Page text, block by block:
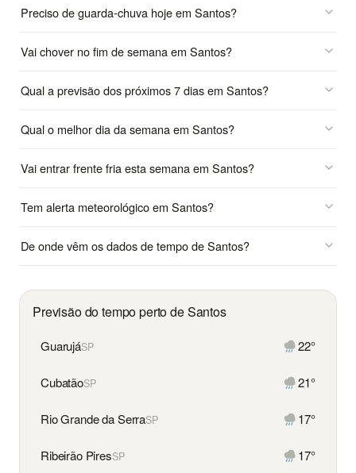
Preciso de guarda-chuva hoje em Santos?
Vai chover no fim de semana em Santos?
Qual a previsão dos próximos 7 dias em Santos?
Qual o melhor dia da semana em Santos?
Vai entrar frente fria esta semana em Santos?
Tem alerta meteorológico em Santos?
De onde vêm os dados de tempo de Santos?
Previsão do tempo perto de Santos
GuarujáSP 22°
CubatãoSP 21°
Rio Grande da SerraSP 17°
Ribeirão PiresSP 17°